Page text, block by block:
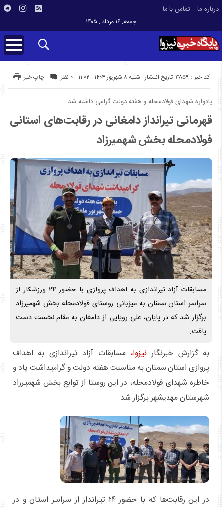
درباره ما تماس با ما
جمعه, ۱۶ مرداد , ۱۴۰۵
تاریخ انتشار : شنبه ۸ شهریور ۱۴۰۴ - ۱۱:۰۲ کد خبر : 3859 چاپ خبر ۰ نظر
یادواره شهدای فولادمحله و هفته دولت گرامی داشته شد
قهرمانی تیرانداز دامغانی در رقابت‌های استانی
فولادمحله بخش شهمیرزاد
مسابقات آزاد تیراندازی به اهداف پروازی با حضور ۲۴ ورزشکار از
سراسر استان سمنان به میزبانی روستای فولادمحله بخش شهمیرزاد
برگزار شد که در پایان، علی رویایی از دامغان به مقام نخست دست
یافت.
به گزارش خبرنگارنیزوا، مسابقات آزاد تیراندازی به اهداف
پروازی استان سمنان به مناسبت هفته دولت و گرامیداشت یاد و
خاطره شهدای فولادمحله، در این روستا از توابع بخش شهمیرزاد
شهرستان مهدیشهر برگزار شد.
در این رقابت‌ها که با حضور ۲۴ تیرانداز از سراسر استان و در